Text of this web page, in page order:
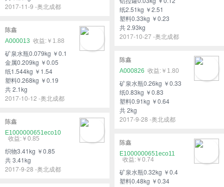
2017-11-9 -奥北成都
纸2.51kg ￥2.51
塑料0.33kg ￥0.23
共 2.93kg
2017-10-27 -奥北成都
陈鑫
A000013
￥1.88
矿泉水瓶0.079kg ￥0.1
金属0.209kg ￥0.05
纸1.544kg ￥1.54
塑料0.268kg ￥0.19
共 2.1kg
2017-10-12 -奥北成都
陈鑫
A000826
￥1.80
矿泉水瓶0.26kg ￥0.33
纸0.83kg ￥0.83
塑料0.91kg ￥0.64
共 2kg
2017-9-28 -奥北成都
陈鑫
E1000000651eco10
￥0.85
织物3.41kg ￥0.85
共 3.41kg
2017-9-28 -奥北成都
陈鑫
E1000000651eco11
￥0.74
矿泉水瓶0.32kg ￥0.4
塑料0.48kg ￥0.34